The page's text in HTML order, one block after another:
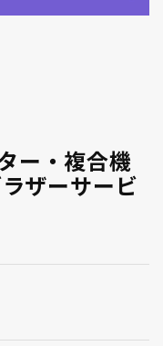
ー・複合機
ザーサービ